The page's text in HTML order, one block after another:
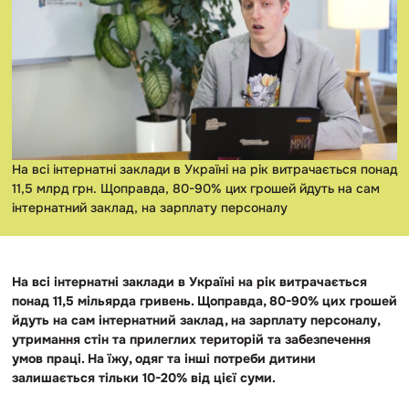
На всі інтернатні заклади в Україні на рік витрачається понад
11,5 млрд грн. Щоправда, 80-90% цих грошей йдуть на сам
інтернатний заклад, на зарплату персоналу
На всі інтернатні заклади в Україні на рік витрачається
понад 11,5 мільярда гривень. Щоправда, 80-90% цих грошей
йдуть на сам інтернатний заклад, на зарплату персоналу,
утримання стін та прилеглих територій та забезпечення
умов праці. На їжу, одяг та інші потреби дитини
залишається тільки 10-20% від цієї суми.